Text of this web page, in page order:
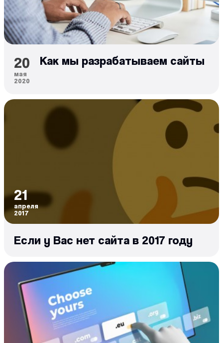
20
мая
2020
Как мы разрабатываем сайты
21
апреля
2017
Если у Вас нет сайта в 2017 году